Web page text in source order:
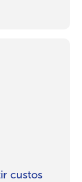
custos